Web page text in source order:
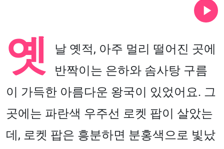
옛
날 옛적, 아주 멀리 떨어진 곳에
반짝이는 은하와 솜사탕 구름
이 가득한 아름다운 왕국이 있었어요. 그
곳에는 파란색 우주선 로켓 팝이 살았는
데, 로켓 팝은 흥분하면 분홍색으로 빛났